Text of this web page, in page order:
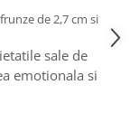
de 2,7 cm si
sale de
emotionala si